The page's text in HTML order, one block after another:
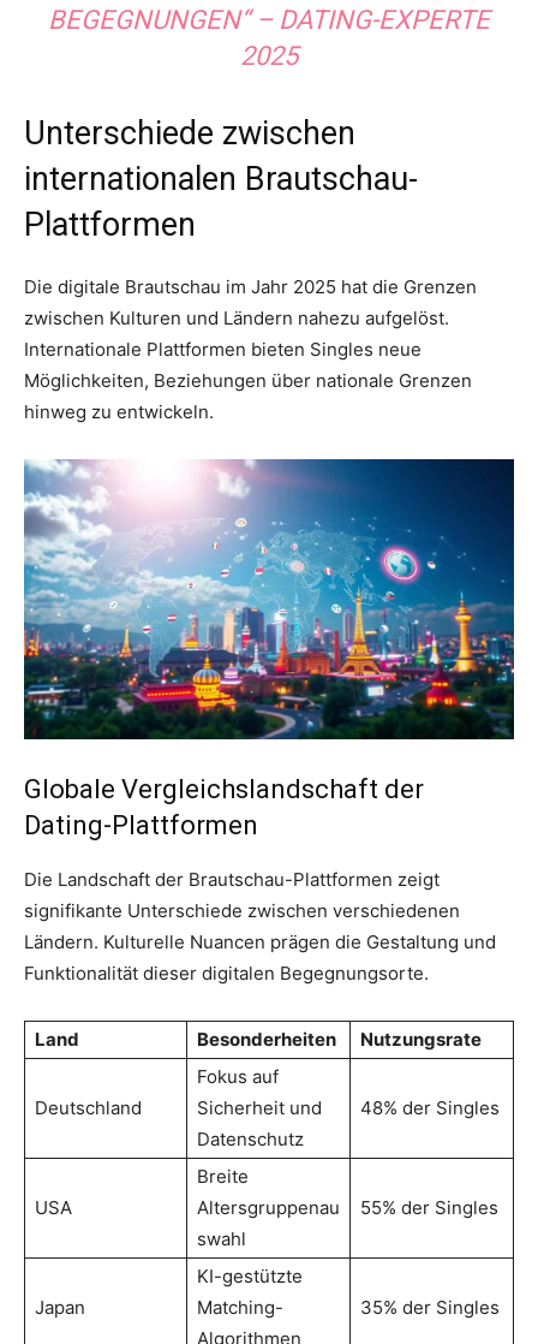
BEGEGNUNGEN“ – DATING-EXPERTE
2025
Unterschiede zwischen
internationalen Brautschau-
Plattformen
Die digitale Brautschau im Jahr 2025 hat die Grenzen
zwischen Kulturen und Ländern nahezu aufgelöst.
Internationale Plattformen bieten Singles neue
Möglichkeiten, Beziehungen über nationale Grenzen
hinweg zu entwickeln.
Globale Vergleichslandschaft der
Dating-Plattformen
Die Landschaft der Brautschau-Plattformen zeigt
signifikante Unterschiede zwischen verschiedenen
Ländern. Kulturelle Nuancen prägen die Gestaltung und
Funktionalität dieser digitalen Begegnungsorte.
Land Besonderheiten Nutzungsrate
Deutschland
Fokus auf
Sicherheit und
Datenschutz
48% der Singles
USA
Breite
Altersgruppenau
swahl
55% der Singles
Japan
KI-gestützte
Matching-
Algorithmen
35% der Singles